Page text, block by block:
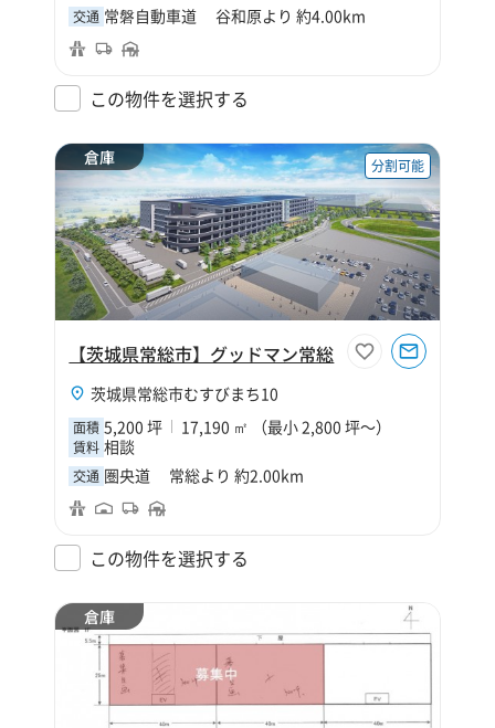
交通 常磐自動車道 谷和原より 約4.00km
この物件を選択する
倉庫 分割可能
【茨城県常総市】グッドマン常総
茨城県常総市むすびまち10
面積 5,200 坪 17,190 ㎡ （最小 2,800 坪～）
賃料 相談
交通 圏央道 常総より 約2.00km
この物件を選択する
倉庫